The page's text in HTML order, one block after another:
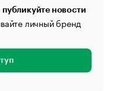
новости
личный бренд